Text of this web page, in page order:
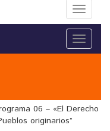
Toggle
Toggle
06 – «El Derecho
originarios”